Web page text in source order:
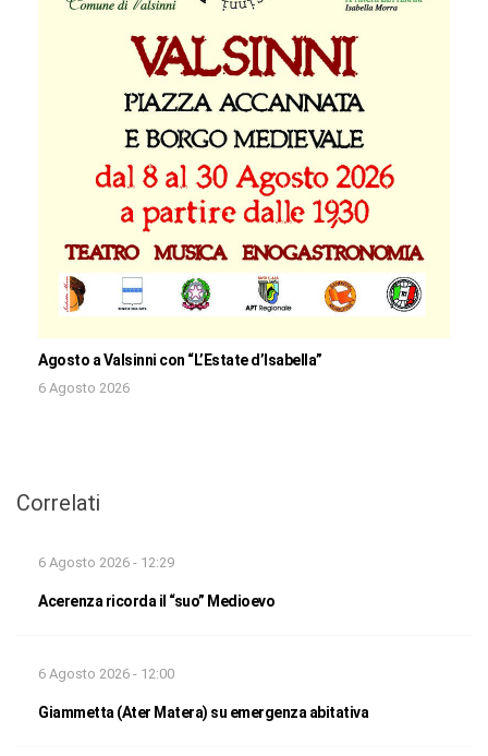
Agosto a Valsinni con “L’Estate d’Isabella”
6 Agosto 2026
Correlati
6 Agosto 2026 - 12:29
Acerenza ricorda il “suo” Medioevo
6 Agosto 2026 - 12:00
Giammetta (Ater Matera) su emergenza abitativa